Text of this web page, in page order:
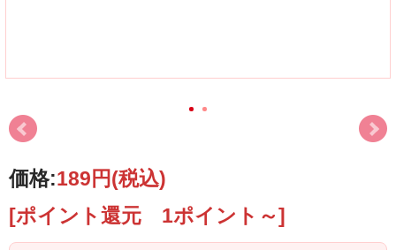
価格:189円(税込)
[ポイント還元 1ポイント～]